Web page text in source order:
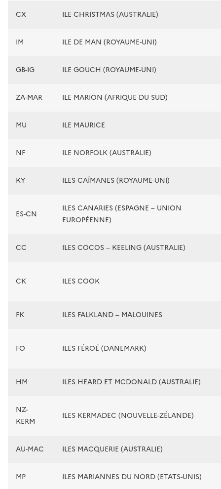
CX ILE CHRISTMAS (AUSTRALIE)
IM ILE DE MAN (ROYAUME-UNI)
GB-IG ILE GOUCH (ROYAUME-UNI)
ZA-MAR ILE MARION (AFRIQUE DU SUD)
MU ILE MAURICE
NF ILE NORFOLK (AUSTRALIE)
KY ILES CAÏMANES (ROYAUME-UNI)
ES-CN
ILES CANARIES (ESPAGNE – UNION
EUROPÉENNE)
CC ILES COCOS – KEELING (AUSTRALIE)
CK ILES COOK
FK ILES FALKLAND – MALOUINES
FO ILES FÉROÉ (DANEMARK)
HM ILES HEARD ET MCDONALD (AUSTRALIE)
NZ-
KERM
ILES KERMADEC (NOUVELLE-ZÉLANDE)
AU-MAC ILES MACQUERIE (AUSTRALIE)
MP ILES MARIANNES DU NORD (ETATS-UNIS)